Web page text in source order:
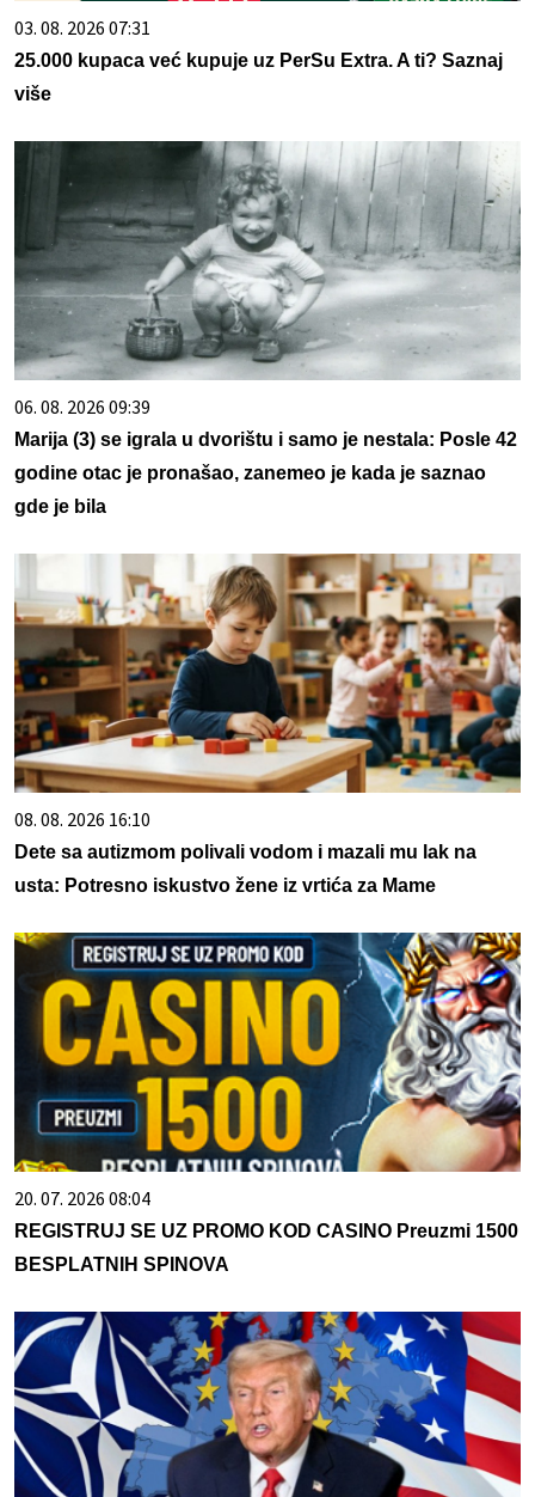
03. 08. 2026 07:31
25.000 kupaca već kupuje uz PerSu Extra. A ti? Saznaj
više
06. 08. 2026 09:39
Marija (3) se igrala u dvorištu i samo je nestala: Posle 42
godine otac je pronašao, zanemeo je kada je saznao
gde je bila
08. 08. 2026 16:10
Dete sa autizmom polivali vodom i mazali mu lak na
usta: Potresno iskustvo žene iz vrtića za Mame
20. 07. 2026 08:04
REGISTRUJ SE UZ PROMO KOD CASINO Preuzmi 1500
BESPLATNIH SPINOVA